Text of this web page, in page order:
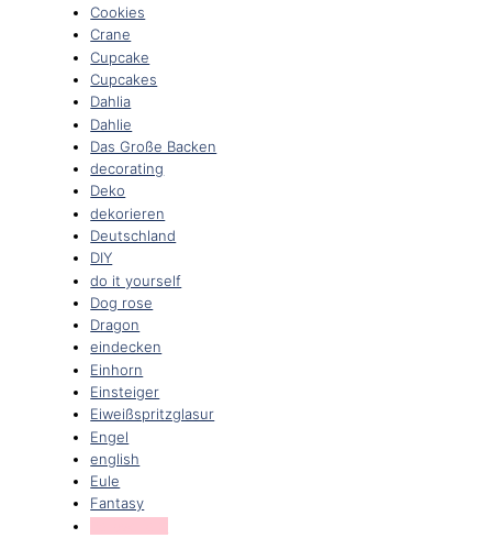
Cookies
Crane
Cupcake
Cupcakes
Dahlia
Dahlie
Das Große Backen
decorating
Deko
dekorieren
Deutschland
DIY
do it yourself
Dog rose
Dragon
eindecken
Einhorn
Einsteiger
Eiweißspritzglasur
Engel
english
Eule
Fantasy